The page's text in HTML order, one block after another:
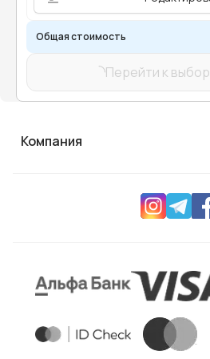
Общая стоимость
Перейти к
Компания